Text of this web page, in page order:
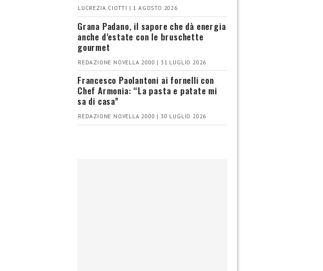
LUCREZIA CIOTTI | 1 AGOSTO 2026
Grana Padano, il sapore che dà energia
anche d’estate con le bruschette
gourmet
REDAZIONE NOVELLA 2000 | 31 LUGLIO 2026
Francesco Paolantoni ai fornelli con
Chef Armonia: “La pasta e patate mi
sa di casa”
REDAZIONE NOVELLA 2000 | 30 LUGLIO 2026